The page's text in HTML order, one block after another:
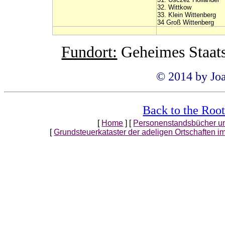
32. Wittkow
33. Klein Wittenberg
34 Groß Wittenberg
Fundort: Geheimes
© 2014 by
Back to the
[ Home ] [ Personenstandsbücher
[Grundsteuerkataster der adeligen Ortschaften